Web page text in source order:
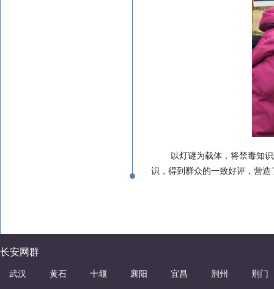
以灯谜为载体，将禁毒知
识，得到群众的一致好评，营
长安网群
武汉 黄石 十堰 襄阳 宜昌 荆州 荆门